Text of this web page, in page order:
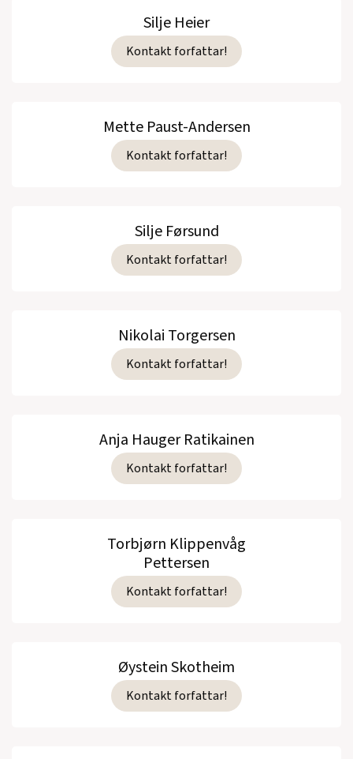
Silje Heier
Kontakt forfattar!
Mette Paust-Andersen
Kontakt forfattar!
Silje Førsund
Kontakt forfattar!
Nikolai Torgersen
Kontakt forfattar!
Anja Hauger Ratikainen
Kontakt forfattar!
Torbjørn Klippenvåg
Pettersen
Kontakt forfattar!
Øystein Skotheim
Kontakt forfattar!